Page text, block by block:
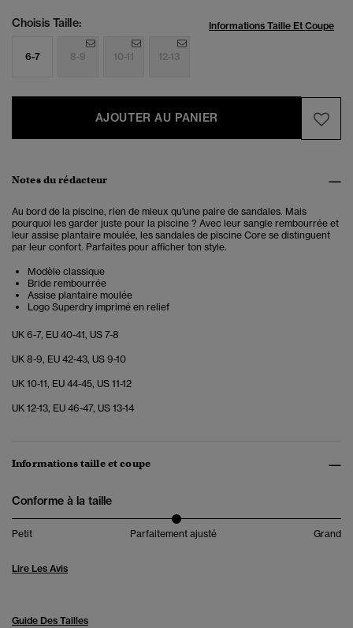
Choisis Taille: Informations Taille Et Coupe
6-7 8-9 10-11 12-13
AJOUTER AU PANIER
Notes du rédacteur
Au bord de la piscine, rien de mieux qu'une paire de sandales. Mais
pourquoi les garder juste pour la piscine ? Avec leur sangle rembourrée et
leur assise plantaire moulée, les sandales de piscine Core se distinguent
par leur confort. Parfaites pour afficher ton style.
Modèle classique
Bride rembourrée
Assise plantaire moulée
Logo Superdry imprimé en relief
UK 6-7, EU 40-41, US 7-8
UK 8-9, EU 42-43, US 9-10
UK 10-11, EU 44-45, US 11-12
UK 12-13, EU 46-47, US 13-14
Informations taille et coupe
Conforme à la taille
Petit Parfaitement ajusté Grand
Lire Les Avis
Guide Des Tailles